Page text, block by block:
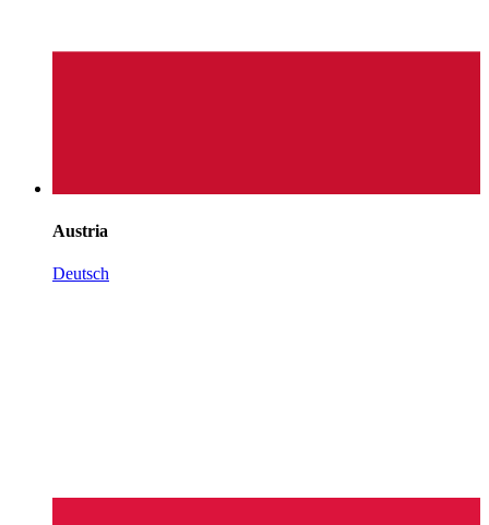
Austria
Deutsch